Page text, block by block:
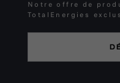
Notre offre de
TotalEnergies